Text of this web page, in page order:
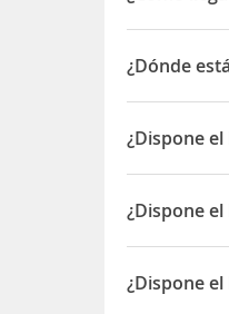
ElHotel de
El hotel está
Catedral
Para
¿Dónde
El Hotel de
¿Dispone
Sí, el Hotel
¿Dispone
Sí, el Hotel
¿Dispone